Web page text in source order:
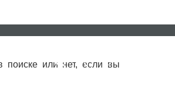
ru ro
поиске или нет, если вы